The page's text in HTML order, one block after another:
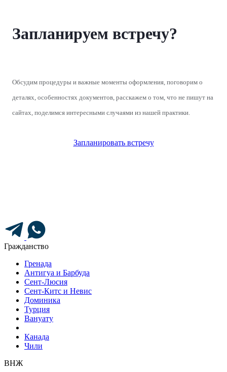
Запланируем встречу?
Обсудим процедуры и важные моменты оформления, поговорим о
деталях, особенностях документов, расскажем о том, что не пишут на
сайтах, поделимся интересными случаями из нашей практики.
Запланировать встречу
Гражданство
Гренада
Антигуа и Барбуда
Сент-Люсия
Сент-Китс и Невис
Доминика
Турция
Вануату
Канада
Чили
ВНЖ